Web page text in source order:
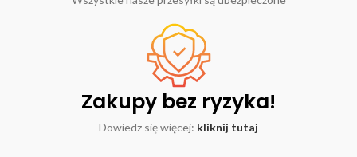
Zakupy bez ryzyka!
Dowiedz się więcej: kliknij tutaj